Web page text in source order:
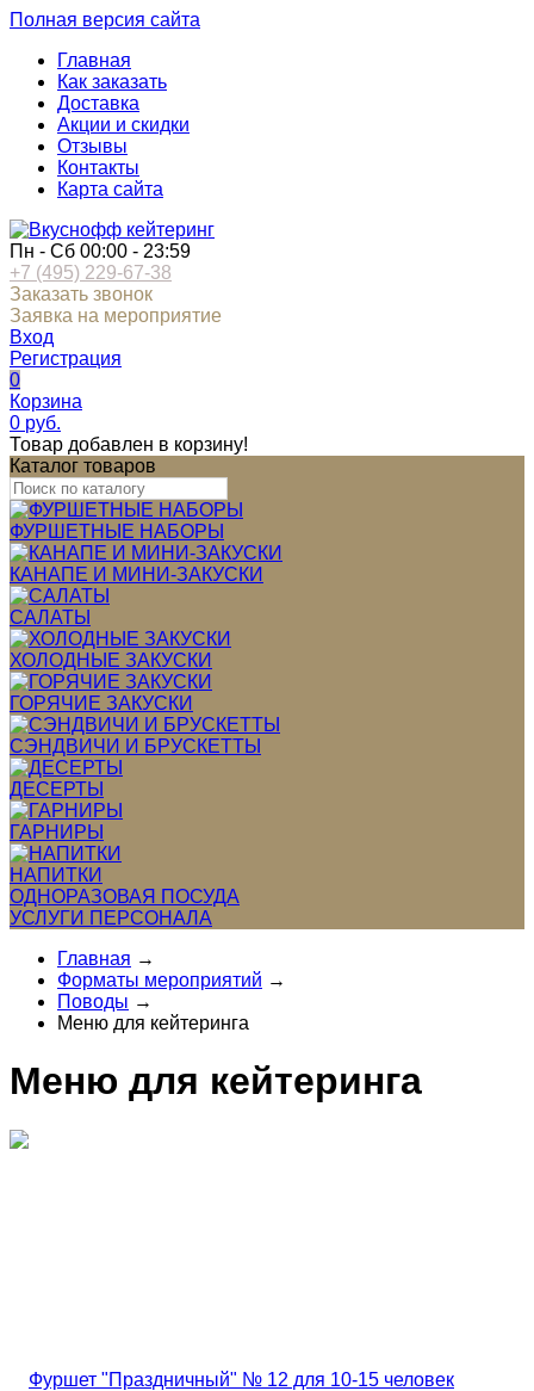
Полная версия сайта
Главная
Как заказать
Доставка
Акции и скидки
Отзывы
Контакты
Карта сайта
Пн - Сб 00:00 - 23:59
+7 (495) 229-67-38
Заказать звонок
Заявка на мероприятие
Вход
Регистрация
0
Корзина
0 руб.
Товар добавлен в корзину!
Каталог товаров
ФУРШЕТНЫЕ НАБОРЫ
КАНАПЕ И МИНИ-ЗАКУСКИ
САЛАТЫ
ХОЛОДНЫЕ ЗАКУСКИ
ГОРЯЧИЕ ЗАКУСКИ
СЭНДВИЧИ И БРУСКЕТТЫ
ДЕСЕРТЫ
ГАРНИРЫ
НАПИТКИ
ОДНОРАЗОВАЯ ПОСУДА
УСЛУГИ ПЕРСОНАЛА
Главная →
Форматы мероприятий →
Поводы →
Меню для кейтеринга
Меню для кейтеринга